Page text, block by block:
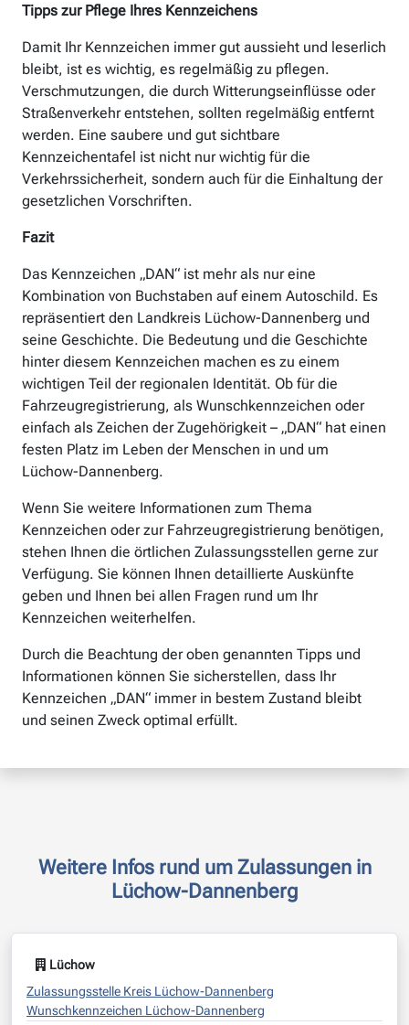
Tipps zur Pflege Ihres Kennzeichens
Damit Ihr Kennzeichen immer gut aussieht und leserlich
bleibt, ist es wichtig, es regelmäßig zu pflegen.
Verschmutzungen, die durch Witterungseinflüsse oder
Straßenverkehr entstehen, sollten regelmäßig entfernt
werden. Eine saubere und gut sichtbare
Kennzeichentafel ist nicht nur wichtig für die
Verkehrssicherheit, sondern auch für die Einhaltung der
gesetzlichen Vorschriften.
Fazit
Das Kennzeichen „DAN“ ist mehr als nur eine
Kombination von Buchstaben auf einem Autoschild. Es
repräsentiert den Landkreis Lüchow-Dannenberg und
seine Geschichte. Die Bedeutung und die Geschichte
hinter diesem Kennzeichen machen es zu einem
wichtigen Teil der regionalen Identität. Ob für die
Fahrzeugregistrierung, als Wunschkennzeichen oder
einfach als Zeichen der Zugehörigkeit – „DAN“ hat einen
festen Platz im Leben der Menschen in und um
Lüchow-Dannenberg.
Wenn Sie weitere Informationen zum Thema
Kennzeichen oder zur Fahrzeugregistrierung benötigen,
stehen Ihnen die örtlichen Zulassungsstellen gerne zur
Verfügung. Sie können Ihnen detaillierte Auskünfte
geben und Ihnen bei allen Fragen rund um Ihr
Kennzeichen weiterhelfen.
Durch die Beachtung der oben genannten Tipps und
Informationen können Sie sicherstellen, dass Ihr
Kennzeichen „DAN“ immer in bestem Zustand bleibt
und seinen Zweck optimal erfüllt.
Weitere Infos rund um Zulassungen in
Lüchow-Dannenberg
Lüchow
Zulassungsstelle Kreis Lüchow-Dannenberg
Wunschkennzeichen Lüchow-Dannenberg